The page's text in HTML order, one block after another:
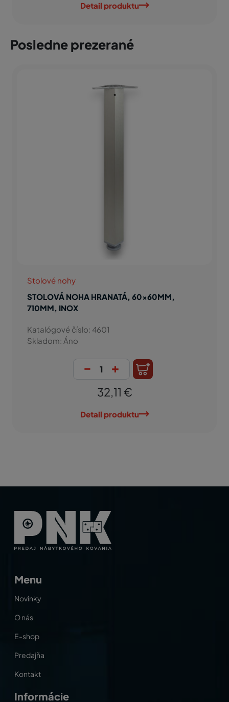
Detail produktu
Posledne prezerané
Stolové nohy
STOLOVÁ NOHA HRANATÁ, 60x60MM,
710MM, INOX
Katalógové číslo: 4601
Skladom: Áno
- +
32,11 €
Detail produktu
Menu
Novinky
O nás
E-shop
Predajňa
Kontakt
Informácie